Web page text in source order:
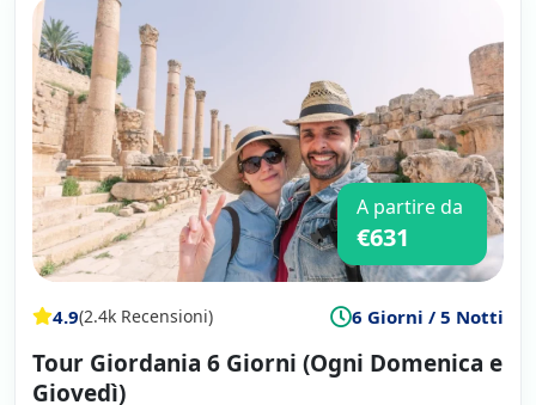
A partire da
€631
4.9(2.4k Recensioni) 6 Giorni / 5 Notti
Tour Giordania 6 Giorni (Ogni Domenica e
Giovedì)